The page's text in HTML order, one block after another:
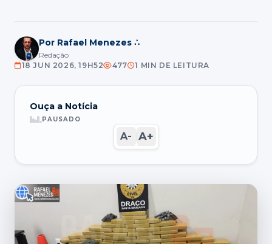
Por Rafael Menezes ∴
Redação
18 JUN 2026, 19H52
477 1 MIN DE LEITURA
Ouça a Notícia
PAUSADO
A- A+